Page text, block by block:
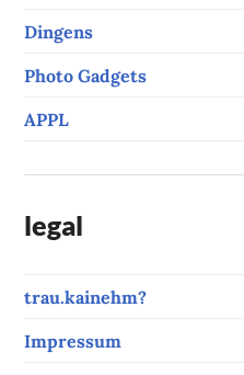
Dingens
Photo Gadgets
APPL
legal
trau.kainehm?
Impressum